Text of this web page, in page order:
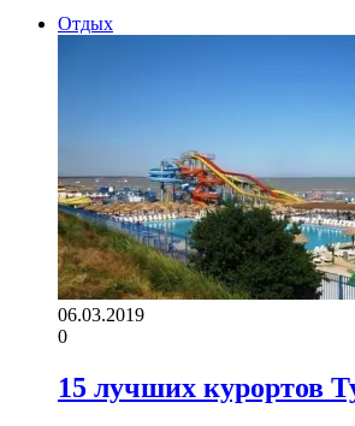
Отдых
06.03.2019
0
15 лучших курортов